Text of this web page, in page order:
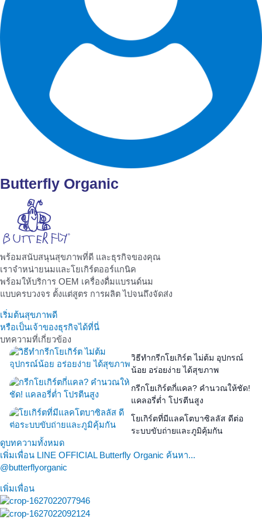
Butterfly Organic
พร้อมสนับสนุนสุขภาพที่ดี และธุรกิจของคุณ
เราจำหน่ายนมและโยเกิร์ตออร์แกนิค
พร้อมให้บริการ OEM เครื่องดื่มแบรนด์นม
แบบครบวงจร ตั้งแต่สูตร การผลิต ไปจนถึงจัดส่ง
เริ่มต้นสุขภาพดี
หรือเป็นเจ้าของธุรกิจได้ที่นี่
บทความที่เกี่ยวข้อง
วิธีทำกรีกโยเกิร์ต ไม่ต้ม อุปกรณ์
น้อย อร่อยง่าย ได้สุขภาพ
กรีกโยเกิร์ตกี่แคล? คำนวณให้ชัด!
แคลอรี่ต่ำ โปรตีนสูง
โยเกิร์ตที่มีแลคโตบาซิลลัส ดีต่อ
ระบบขับถ่ายและภูมิคุ้มกัน
ดูบทความทั้งหมด
เพิ่มเพื่อน LINE OFFICIAL Butterfly Organic ค้นหา...
@butterflyorganic
เพิ่มเพื่อน